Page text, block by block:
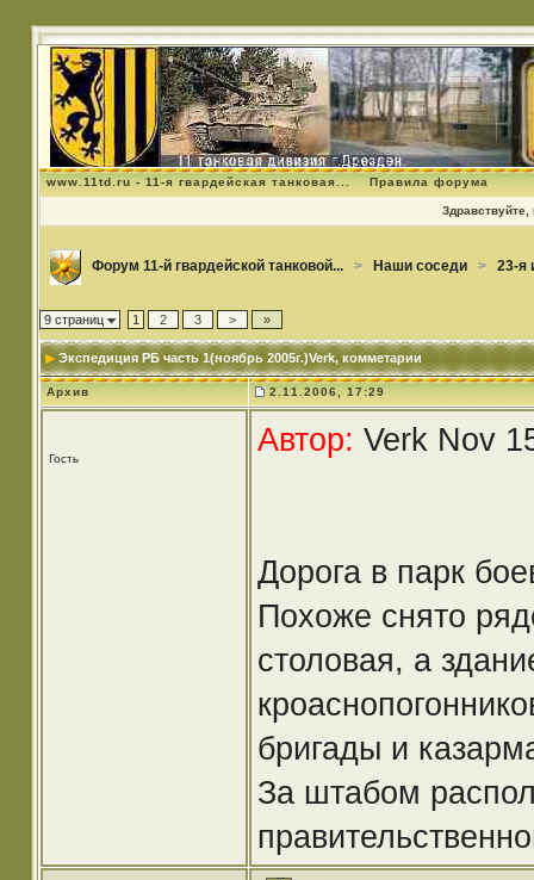
www.11td.ru - 11-я гвардейская танковая... Правила форума
Здравствуйте,
Форум 11-й гвардейской танковой... > Наши соседи > 23-я
9 страниц 1 2 3 > »
Экспедиция РБ часть 1(ноябрь 2005г.)Verk, комметарии
Архив 2.11.2006, 17:29
Гость
Автор: Verk Nov
Дорога в парк
Похоже снято
столовая, а
бригады и
За штабом